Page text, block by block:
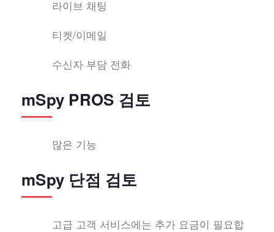
라이브 채팅
티켓/이메일
수신자 부담 전화
mSpy PROS 검토
많은 기능
mSpy 단점 검토
고급 고객 서비스에는 추가 요금이 필요합